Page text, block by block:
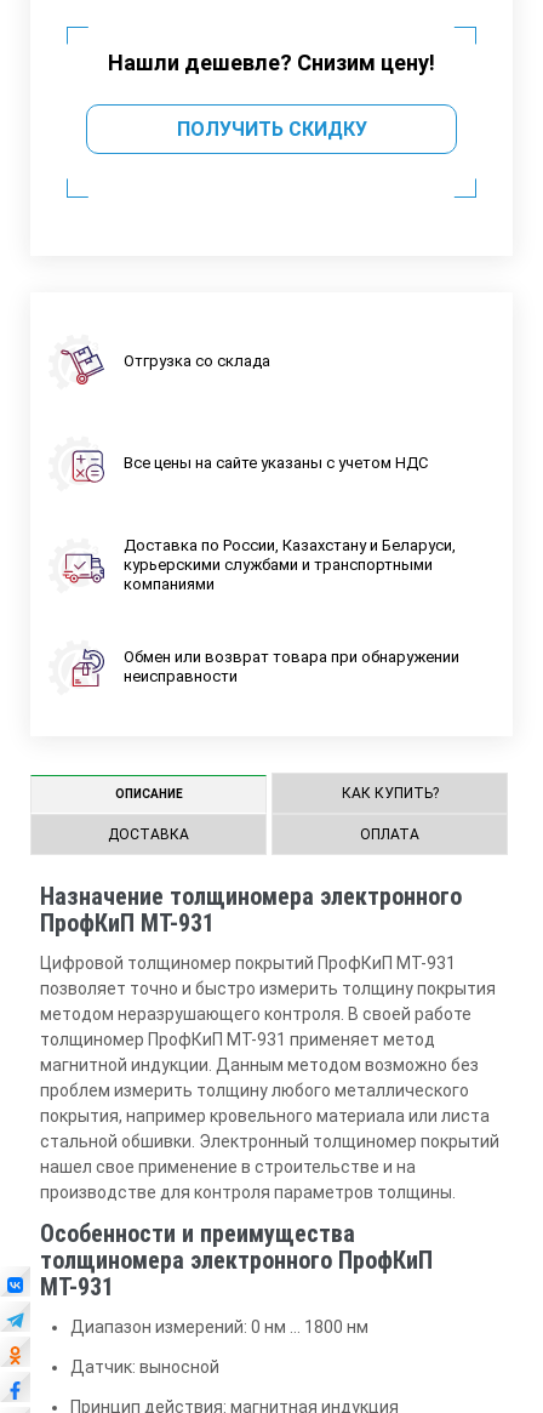
Нашли дешевле? Снизим цену!
ПОЛУЧИТЬ СКИДКУ
Отгрузка со склада
Все цены на сайте указаны с учетом НДС
Доставка по России, Казахстану и Беларуси,
курьерскими службами и транспортными
компаниями
Обмен или возврат товара при обнаружении
неисправности
ОПИСАНИЕ КАК КУПИТЬ?
ДОСТАВКА ОПЛАТА
Назначение толщиномера электронного
ПрофКиП МТ-931
Цифровой толщиномер покрытий ПрофКиП МТ-931
позволяет точно и быстро измерить толщину покрытия
методом неразрушающего контроля. В своей работе
толщиномер ПрофКиП МТ-931 применяет метод
магнитной индукции. Данным методом возможно без
проблем измерить толщину любого металлического
покрытия, например кровельного материала или листа
стальной обшивки. Электронный толщиномер покрытий
нашел свое применение в строительстве и на
производстве для контроля параметров толщины.
Особенности и преимущества
толщиномера электронного ПрофКиП
МТ-931
Диапазон измерений: 0 нм … 1800 нм
Датчик: выносной
Принцип действия: магнитная индукция